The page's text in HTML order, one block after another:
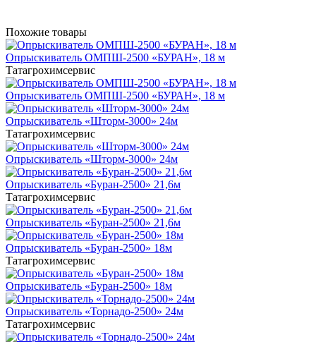
Похожие товары
Опрыскиватель ОМПШ-2500 «БУРАН», 18 м
Татагрохимсервис
Опрыскиватель ОМПШ-2500 «БУРАН», 18 м
Опрыскиватель «Шторм-3000» 24м
Татагрохимсервис
Опрыскиватель «Шторм-3000» 24м
Опрыскиватель «Буран-2500» 21,6м
Татагрохимсервис
Опрыскиватель «Буран-2500» 21,6м
Опрыскиватель «Буран-2500» 18м
Татагрохимсервис
Опрыскиватель «Буран-2500» 18м
Опрыскиватель «Торнадо-2500» 24м
Татагрохимсервис